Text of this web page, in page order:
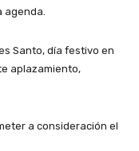
agenda.
Santo, día festivo en
aplazamiento,
a consideración el